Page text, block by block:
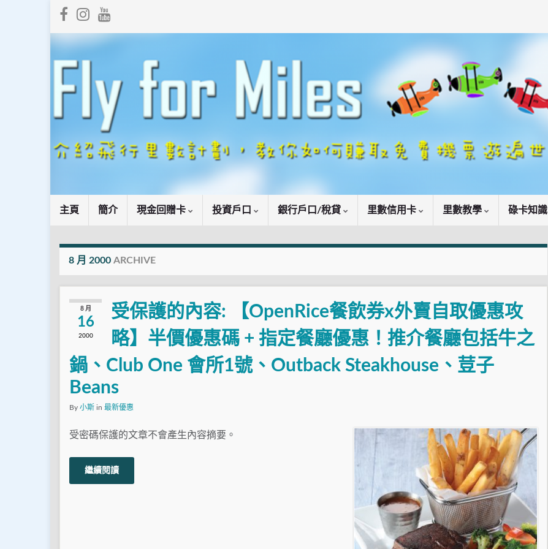
主頁 簡介 現金回贈卡 投資戶口 銀行戶口/稅貸 里數信用卡 里數教學 碌卡知識
8 月 2000 ARCHIVE
8 月
16
2000
受保護的內容: 【OpenRice餐飲券x外賣自取優惠攻
略】半價優惠碼 + 指定餐廳優惠！推介餐廳包括牛之
鍋、Club One 會所1號、Outback Steakhouse、荳子
Beans
By 小斯 in 最新優惠
受密碼保護的文章不會產生內容摘要。
繼續閱讀